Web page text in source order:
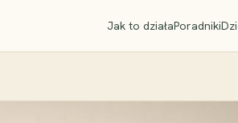
Jak to działaPoradniki